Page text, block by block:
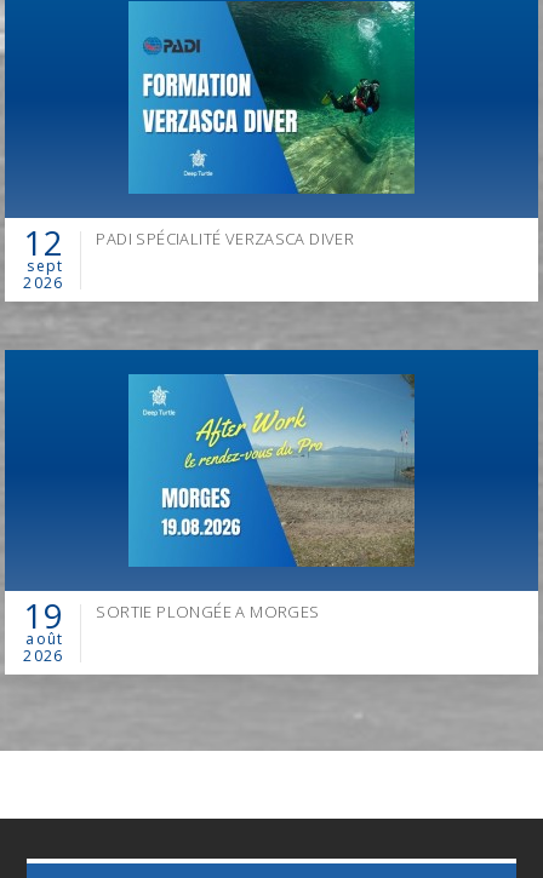
12
sept
2026
PADI SPÉCIALITÉ VERZASCA DIVER
19
août
2026
SORTIE PLONGÉE A MORGES
Information àinfo@deep-turtle.com